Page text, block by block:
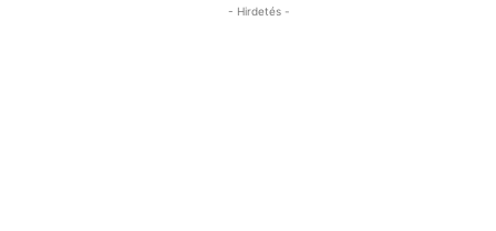
- Hirdetés -